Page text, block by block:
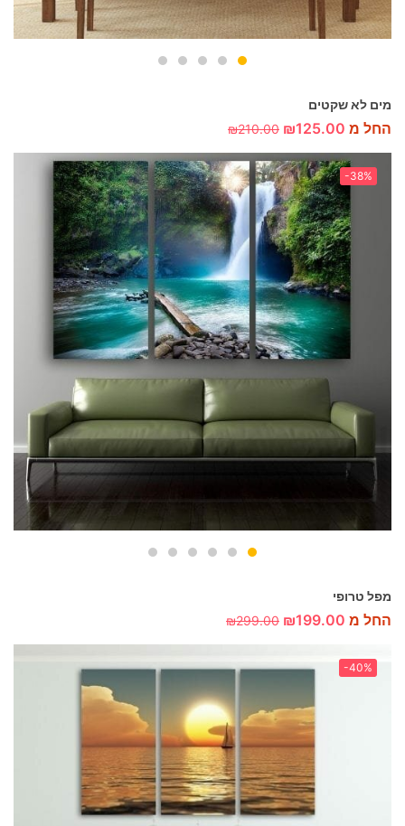
מים לא שקטים
החל מ ₪125.00
₪210.00
-38%
מפל טרופי
החל מ ₪199.00
₪299.00
-40%